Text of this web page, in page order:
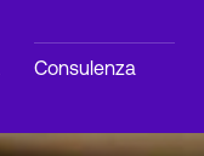
Consulenza